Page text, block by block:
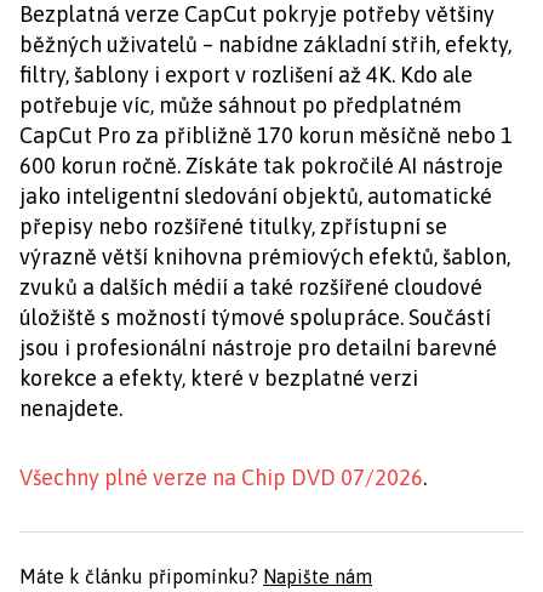
Bezplatná verze CapCut pokryje potřeby většiny
běžných uživatelů – nabídne základní střih, efekty,
filtry, šablony i export v rozlišení až 4K. Kdo ale
potřebuje víc, může sáhnout po předplatném
CapCut Pro za přibližně 170 korun měsíčně nebo 1
600 korun ročně. Získáte tak pokročilé AI nástroje
jako inteligentní sledování objektů, automatické
přepisy nebo rozšířené titulky, zpřístupní se
výrazně větší knihovna prémiových efektů, šablon,
zvuků a dalších médií a také rozšířené cloudové
úložiště s možností týmové spolupráce. Součástí
jsou i profesionální nástroje pro detailní barevné
korekce a efekty, které v bezplatné verzi
nenajdete.
Všechny plné verze na Chip DVD 07/2026.
Máte k článku připomínku? Napište nám